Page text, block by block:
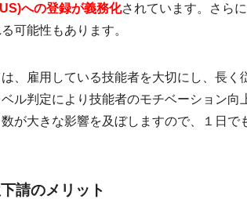
への登録が義務化されています。さら
可能性もあります。
、雇用している技能者を大切にし、長く
ル判定により技能者のモチベーション向
が大きな影響を及ぼしますので、
１日で
請のメリット